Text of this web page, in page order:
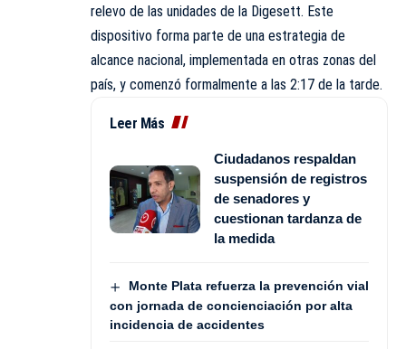
relevo de las unidades de la Digesett. Este
dispositivo forma parte de una estrategia de
alcance nacional, implementada en otras zonas del
país, y comenzó formalmente a las 2:17 de la tarde.
Leer Más
Ciudadanos respaldan
suspensión de registros
de senadores y
cuestionan tardanza de
la medida
Monte Plata refuerza la prevención vial
con jornada de concienciación por alta
incidencia de accidentes